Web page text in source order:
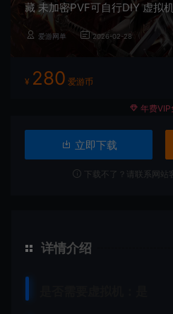
藏 未加密PVF可自行DIY 虚拟
爱游网单 2026-02-28
¥ 280 爱游币
年费VIP
立即下载
下载不了？请联系网站
详情介绍